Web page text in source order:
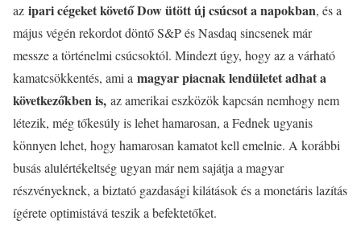
az ipari cégeket követő Dow ütött új csúcsot a napokban, és a
május végén rekordot döntő S&P és Nasdaq sincsenek már
messze a történelmi csúcsoktól. Mindezt úgy, hogy az a várható
kamatcsökkentés, ami a magyar piacnak lendületet adhat a
következőkben is, az amerikai eszközök kapcsán nemhogy nem
létezik, még tőkesúly is lehet hamarosan, a Fednek ugyanis
könnyen lehet, hogy hamarosan kamatot kell emelnie. A korábbi
busás alulértékeltség ugyan már nem sajátja a magyar
részvényeknek, a biztató gazdasági kilátások és a monetáris lazítás
ígérete optimistává teszik a befektetőket.